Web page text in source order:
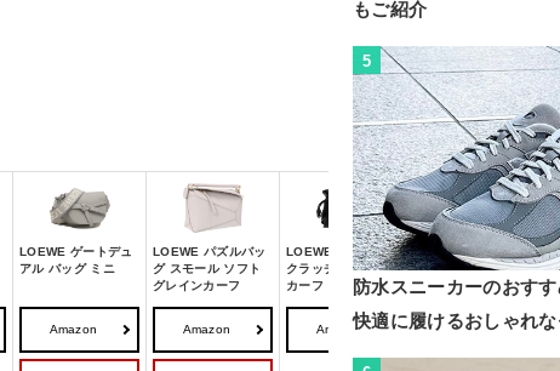
LOEWE ゲートデュ
アル バッグ ミニ
LOEWE パズルバッ
グ スモール ソフト
グレインカーフ
LOEWE フラメンコ
クラッチ ミニ ナパ
カーフ
Amazon Amazon Amazon
もご紹介
5
防水スニーカーのおす
快適に履けるおしゃれ